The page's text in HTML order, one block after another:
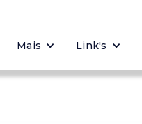
Mais Link's